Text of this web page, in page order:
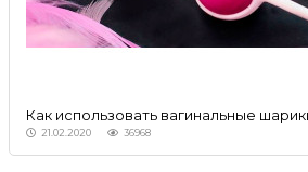
Как использовать вагинальные
21.02.2020 36968